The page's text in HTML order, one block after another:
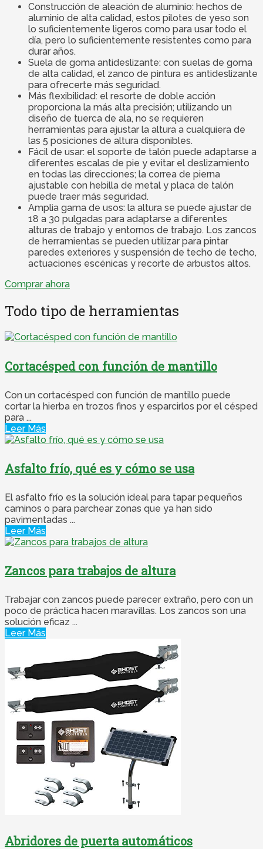
Construcción de aleación de aluminio: hechos de
aluminio de alta calidad, estos pilotes de yeso son
lo suficientemente ligeros como para usar todo el
día, pero lo suficientemente resistentes como para
durar años.
Suela de goma antideslizante: con suelas de goma
de alta calidad, el zanco de pintura es antideslizante
para ofrecerte más seguridad.
Más flexibilidad: el resorte de doble acción
proporciona la más alta precisión; utilizando un
diseño de tuerca de ala, no se requieren
herramientas para ajustar la altura a cualquiera de
las 5 posiciones de altura disponibles.
Fácil de usar: el soporte de talón puede adaptarse a
diferentes escalas de pie y evitar el deslizamiento
en todas las direcciones; la correa de pierna
ajustable con hebilla de metal y placa de talón
puede traer más seguridad.
Amplia gama de usos: la altura se puede ajustar de
18 a 30 pulgadas para adaptarse a diferentes
alturas de trabajo y entornos de trabajo. Los zancos
de herramientas se pueden utilizar para pintar
paredes exteriores y suspensión de techo de techo,
actuaciones escénicas y recorte de arbustos altos.
Comprar ahora
Todo tipo de herramientas
Cortacésped con función de mantillo
Con un cortacésped con función de mantillo puede
cortar la hierba en trozos finos y esparcirlos por el césped
para ...
Leer Más
Asfalto frío, qué es y cómo se usa
El asfalto frío es la solución ideal para tapar pequeños
caminos o para parchear zonas que ya han sido
pavimentadas ...
Leer Más
Zancos para trabajos de altura
Trabajar con zancos puede parecer extraño, pero con un
poco de práctica hacen maravillas. Los zancos son una
solución eficaz ...
Leer Más
Abridores de puerta automáticos